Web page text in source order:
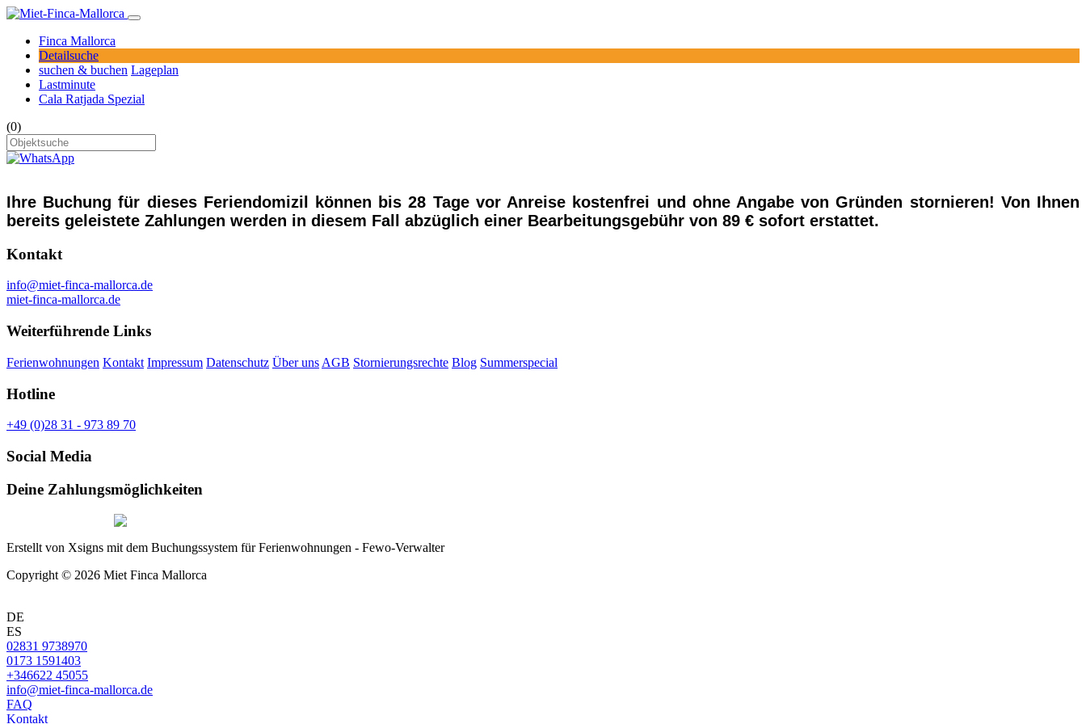
Finca Mallorca
Detailsuche
suchen & buchen Lageplan
Lastminute
Cala Ratjada Spezial
(0)
Ihre Buchung für dieses Feriendomizil können bis 28 Tage vor Anreise kostenfrei und ohne Angabe von Gründen stornieren! Von Ihnen
bereits geleistete Zahlungen werden in diesem Fall abzüglich einer Bearbeitungsgebühr von 89 € sofort erstattet.
Kontakt
info@miet-finca-mallorca.de
miet-finca-mallorca.de
Weiterführende Links
Ferienwohnungen Kontakt Impressum Datenschutz Über uns AGB Stornierungsrechte Blog Summerspecial
Hotline
+49 (0)28 31 - 973 89 70
Social Media
Deine Zahlungsmöglichkeiten
Erstellt von Xsigns mit dem Buchungssystem für Ferienwohnungen - Fewo-Verwalter
Copyright © 2026 Miet Finca Mallorca
DE
ES
02831 9738970
0173 1591403
+346622 45055
info@miet-finca-mallorca.de
FAQ
Kontakt